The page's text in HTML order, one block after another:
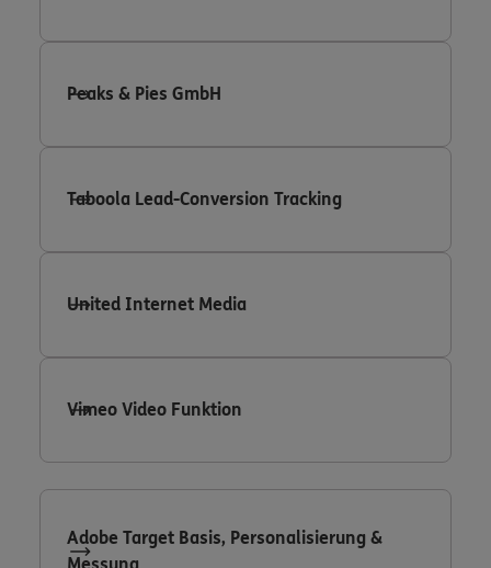
Peaks & Pies GmbH
Taboola Lead-Conversion Tracking
United Internet Media
Vimeo Video Funktion
Adobe Target Basis, Personalisierung &